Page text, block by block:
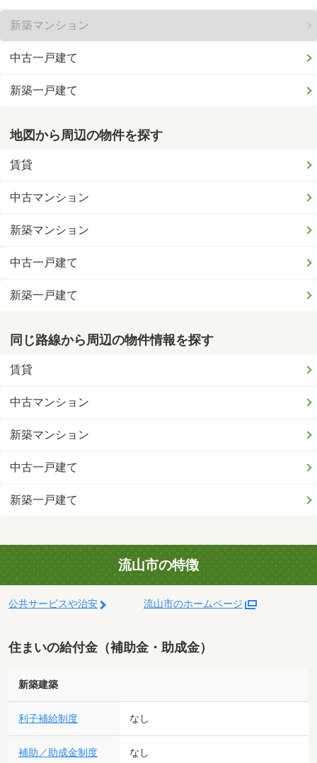
新築マンション
中古一戸建て
新築一戸建て
地図から周辺の物件を探す
賃貸
中古マンション
新築マンション
中古一戸建て
新築一戸建て
同じ路線から周辺の物件情報を探す
賃貸
中古マンション
新築マンション
中古一戸建て
新築一戸建て
流山市の特徴
公共サービスや治安 流山市のホームページ
住まいの給付金（補助金・助成金）
新築建築
利子補給制度 なし
補助／助成金制度 なし